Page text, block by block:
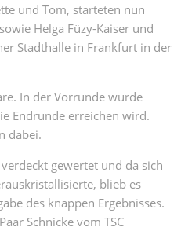
und Tom, starteten nun
Helga Füzy-Kaiser und
Stadthalle in Frankfurt in der
In der Vorrunde wurde
Endrunde erreichen wird.
dabei.
gewertet und da sich
blieb es
des knappen Ergebnisses.
Schnicke vom TSC